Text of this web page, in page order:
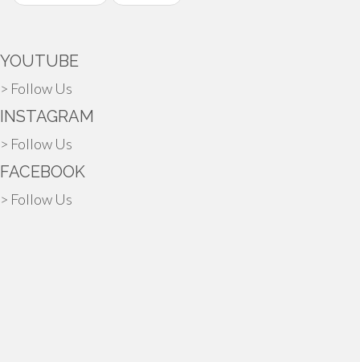
YOUTUBE
> Follow Us
INSTAGRAM
> Follow Us
FACEBOOK
> Follow Us